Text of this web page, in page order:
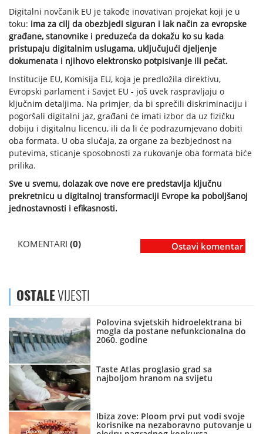
Digitalni novčanik EU je takođe inovativan projekat koji je u
toku: ima za cilj da obezbjedi siguran i lak način za evropske
građane, stanovnike i preduzeća da dokažu ko su kada
pristupaju digitalnim uslugama, uključujući djeljenje
dokumenata i njihovo elektronsko potpisivanje ili pečat.
Institucije EU, Komisija EU, koja je predložila direktivu,
Evropski parlament i Savjet EU - još uvek raspravljaju o
ključnim detaljima. Na primjer, da bi sprečili diskriminaciju i
pogoršali digitalni jaz, građani će imati izbor da uz fizičku
dobiju i digitalnu licencu, ili da li će podrazumjevano dobiti
oba formata. U oba slučaja, za organe za bezbjednost na
putevima, sticanje sposobnosti za rukovanje oba formata biće
prilika.
Sve u svemu, dolazak ove nove ere predstavlja ključnu
prekretnicu u digitalnoj transformaciji Evrope ka poboljšanoj
jednostavnosti i efikasnosti.
KOMENTARI (0) Ostavi komentar
OSTALEVIJESTI
Polovina svjetskih hidroelektrana bi
mogla da postane nefunkcionalna do
2060. godine
Taste Atlas proglasio grad sa
najboljom hranom na svijetu
Ibiza zove: Ploom prvi put vodi svoje
korisnike na nezaboravno putovanje u